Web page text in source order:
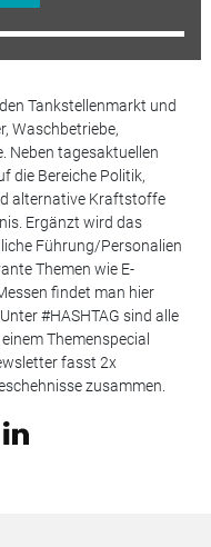
Tankstellenmarkt und
Waschbetriebe,
Neben tagesaktuellen
die Bereiche Politik,
alternative Kraftstoffe
Ergänzt wird das
Führung/Personalien
Themen wie E-
findet man hier
#HASHTAG sind alle
Themenspecial
fasst 2x
zusammen.